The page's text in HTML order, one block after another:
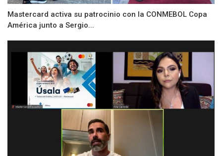
Mastercard activa su patrocinio con la CONMEBOL Copa
América junto a Sergio...